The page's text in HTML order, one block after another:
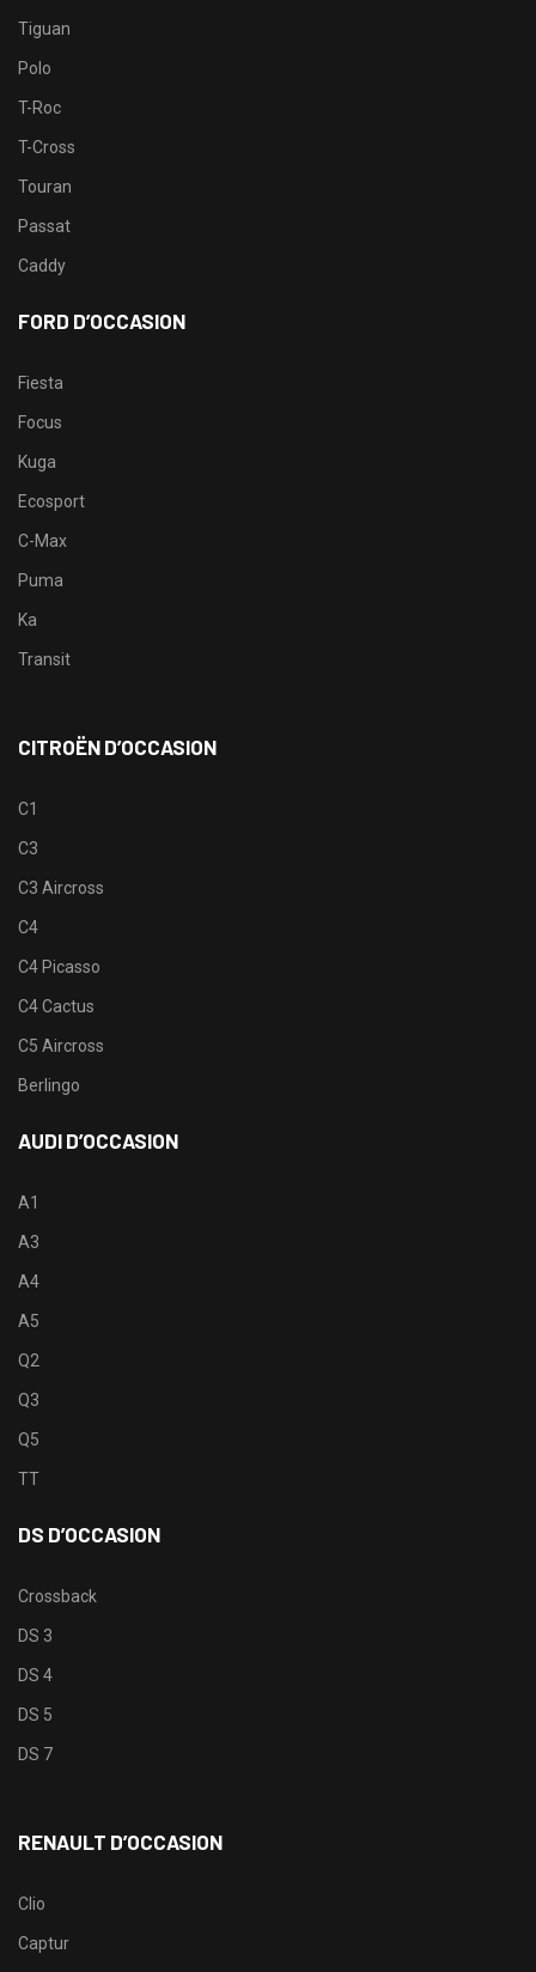
Tiguan
Polo
T-Roc
T-Cross
Touran
Passat
Caddy
FORD D’OCCASION
Fiesta
Focus
Kuga
Ecosport
C-Max
Puma
Ka
Transit
CITROËN D’OCCASION
C1
C3
C3 Aircross
C4
C4 Picasso
C4 Cactus
C5 Aircross
Berlingo
AUDI D’OCCASION
A1
A3
A4
A5
Q2
Q3
Q5
TT
DS D’OCCASION
Crossback
DS 3
DS 4
DS 5
DS 7
RENAULT D’OCCASION
Clio
Captur